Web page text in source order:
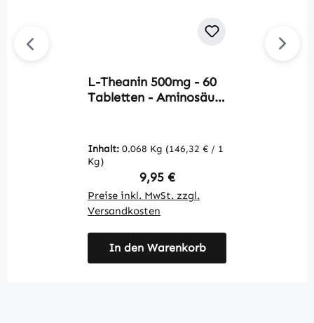
L-Theanin 500mg - 60
Tabletten - Aminosäure
Vitalstoffe
Inhalt: 0.068 Kg (146,32 € / 1
Kg)
Regulärer Preis:
9,95 €
Preise inkl. MwSt. zzgl.
Versandkosten
In den Warenkorb